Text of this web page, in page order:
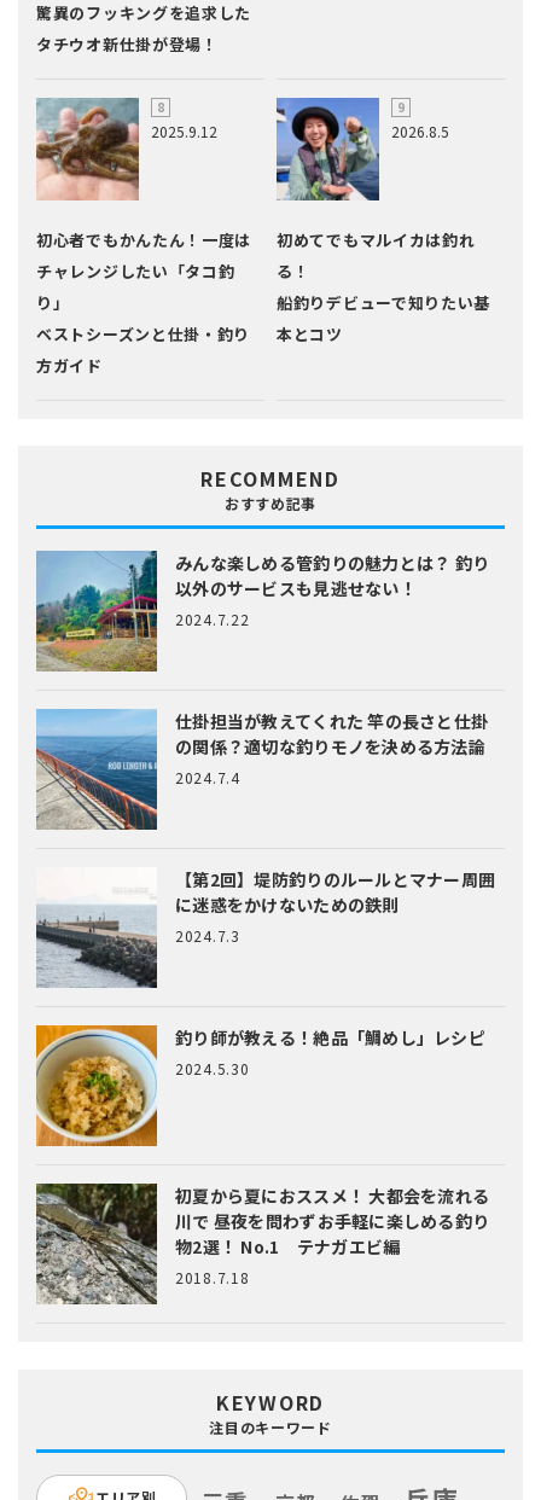
驚異のフッキングを追求した
タチウオ新仕掛が登場！
2025.9.12
初心者でもかんたん！一度は
チャレンジしたい「タコ釣
り」
ベストシーズンと仕掛・釣り
方ガイド
2026.8.5
初めてでもマルイカは釣れ
る！
船釣りデビューで知りたい基
本とコツ
RECOMMEND
おすすめ記事
みんな楽しめる管釣りの魅力とは？ 釣り
以外のサービスも見逃せない！
2024.7.22
仕掛担当が教えてくれた竿の長さと仕掛
の関係？適切な釣りモノを決める方法論
2024.7.4
【第2回】堤防釣りのルールとマナー周囲
に迷惑をかけないための鉄則
2024.7.3
釣り師が教える！絶品「鯛めし」レシピ
2024.5.30
初夏から夏におススメ！ 大都会を流れる
川で 昼夜を問わずお手軽に楽しめる釣り
物2選！ No.1 テナガエビ編
2018.7.18
KEYWORD
注目のキーワード